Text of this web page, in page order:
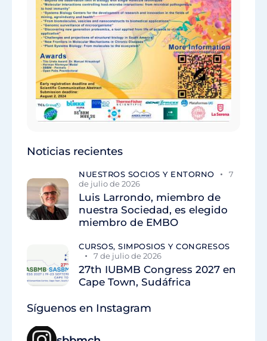
Noticias recientes
NUESTROS SOCIOS Y ENTORNO
7
de julio de 2026
Luis Larrondo, miembro de
nuestra Sociedad, es elegido
miembro de EMBO
CURSOS, SIMPOSIOS Y CONGRESOS
7 de julio de 2026
27th IUBMB Congress 2027 en
Cape Town, Sudáfrica
Síguenos en Instagram